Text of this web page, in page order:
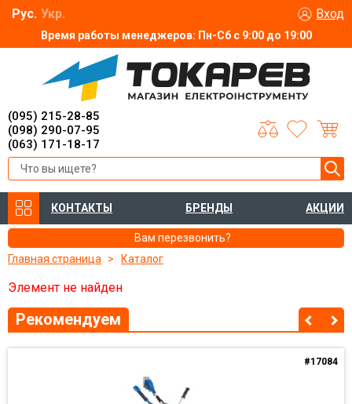
Время работы менеджеров: Пн-Сб с 9:00 до 19:00
Рус. Укр. Вход
(095) 215-28-85
(098) 290-07-95
(063) 171-18-17
КОНТАКТЫ БРЕНДЫ АКЦИИ
Вам перезвонить?
Главная страница
Каталог
Элемент не найден
Рекомендуем
#17084